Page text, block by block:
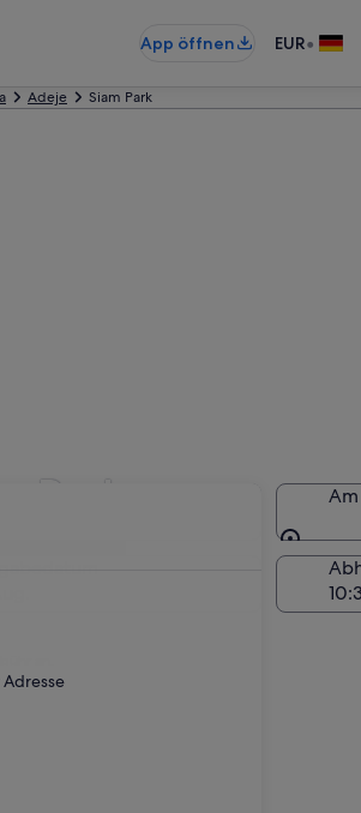
App öffnen EUR•
Adeje Siam Park
Park
an.